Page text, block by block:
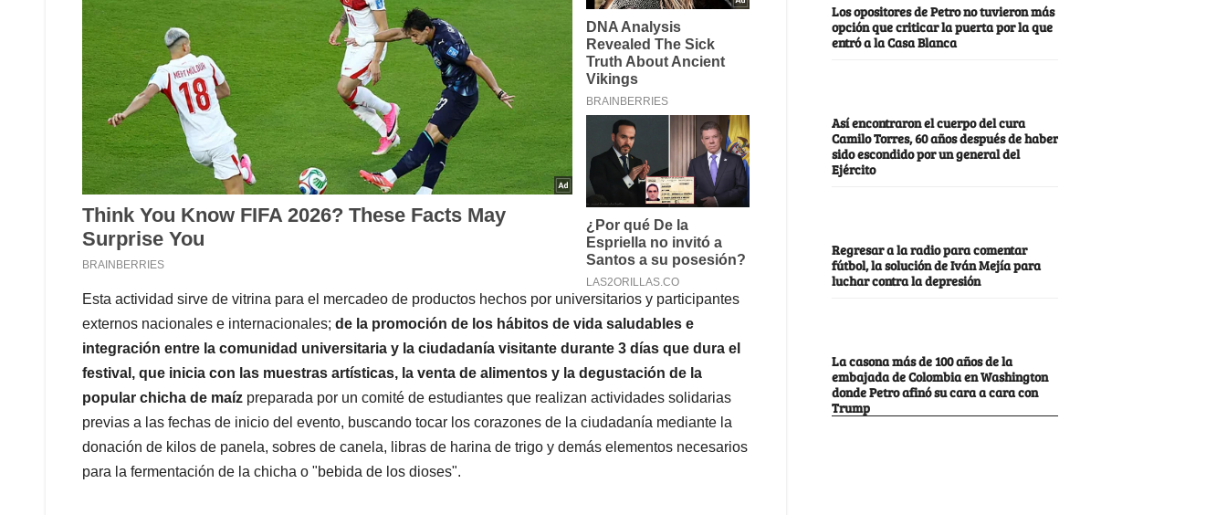
Esta actividad sirve de vitrina para el mercadeo de productos hechos por universitarios y participantes
externos nacionales e internacionales; de la promoción de los hábitos de vida saludables e
integración entre la comunidad universitaria y la ciudadanía visitante durante 3 días que dura el
festival, que inicia con las muestras artísticas, la venta de alimentos y la degustación de la
popular chicha de maíz preparada por un comité de estudiantes que realizan actividades solidarias
previas a las fechas de inicio del evento, buscando tocar los corazones de la ciudadanía mediante la
donación de kilos de panela, sobres de canela, libras de harina de trigo y demás elementos necesarios
para la fermentación de la chicha o "bebida de los dioses".
Los opositores de Petro no tuvieron más
opción que criticar la puerta por la que
entró a la Casa Blanca
Así encontraron el cuerpo del cura
Camilo Torres, 60 años después de haber
sido escondido por un general del
Ejército
Regresar a la radio para comentar
fútbol, la solución de Iván Mejía para
luchar contra la depresión
La casona más de 100 años de la
embajada de Colombia en Washington
donde Petro afinó su cara a cara con
Trump